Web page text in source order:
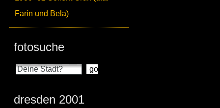
Farin und Bela)
fotosuche
dresden 2001